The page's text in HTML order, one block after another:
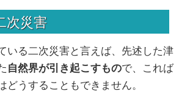
次災害
いる二次災害と言えば、先述した津
自然界が引き起こすもので、これば
どうすることもできません。